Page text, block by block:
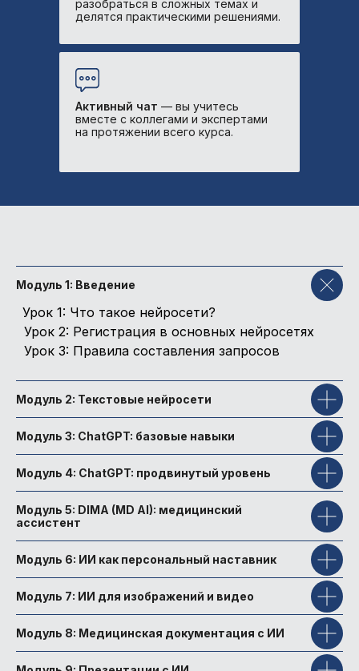
разобраться в сложных темах и
делятся практическими решениями.
Активный чат — вы учитесь
вместе с коллегами и экспертами
на протяжении всего курса.
Модуль 1: Введение
Урок 1: Что такое нейросети?
Урок 2: Регистрация в основных нейросетях
Урок 3: Правила составления запросов
Модуль 2: Текстовые нейросети
Модуль 3: ChatGPT: базовые навыки
Модуль 4: ChatGPT: продвинутый уровень
Модуль 5: DIMA (MD AI): медицинский
ассистент
Модуль 6: ИИ как персональный наставник
Модуль 7: ИИ для изображений и видео
Модуль 8: Медицинская документация с ИИ
Забронировать скидку
39 900 ₽
Конспект-шпаргалкапо нейросетям -
по тарифу?
Оставьте заявку на бесплатную
консультацию от MD.school
Университет
доказательной
медицины MD.school —
это:
Государственная лицензия